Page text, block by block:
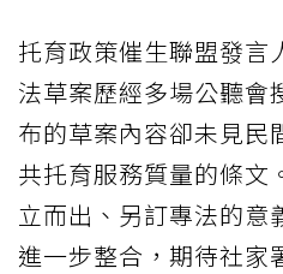
托育政策催生聯盟發言
法草案歷經多場公聽會
布的草案內容卻未見民
共托育服務質量的條文
立而出、另訂專法的意
進一步整合，期待社家